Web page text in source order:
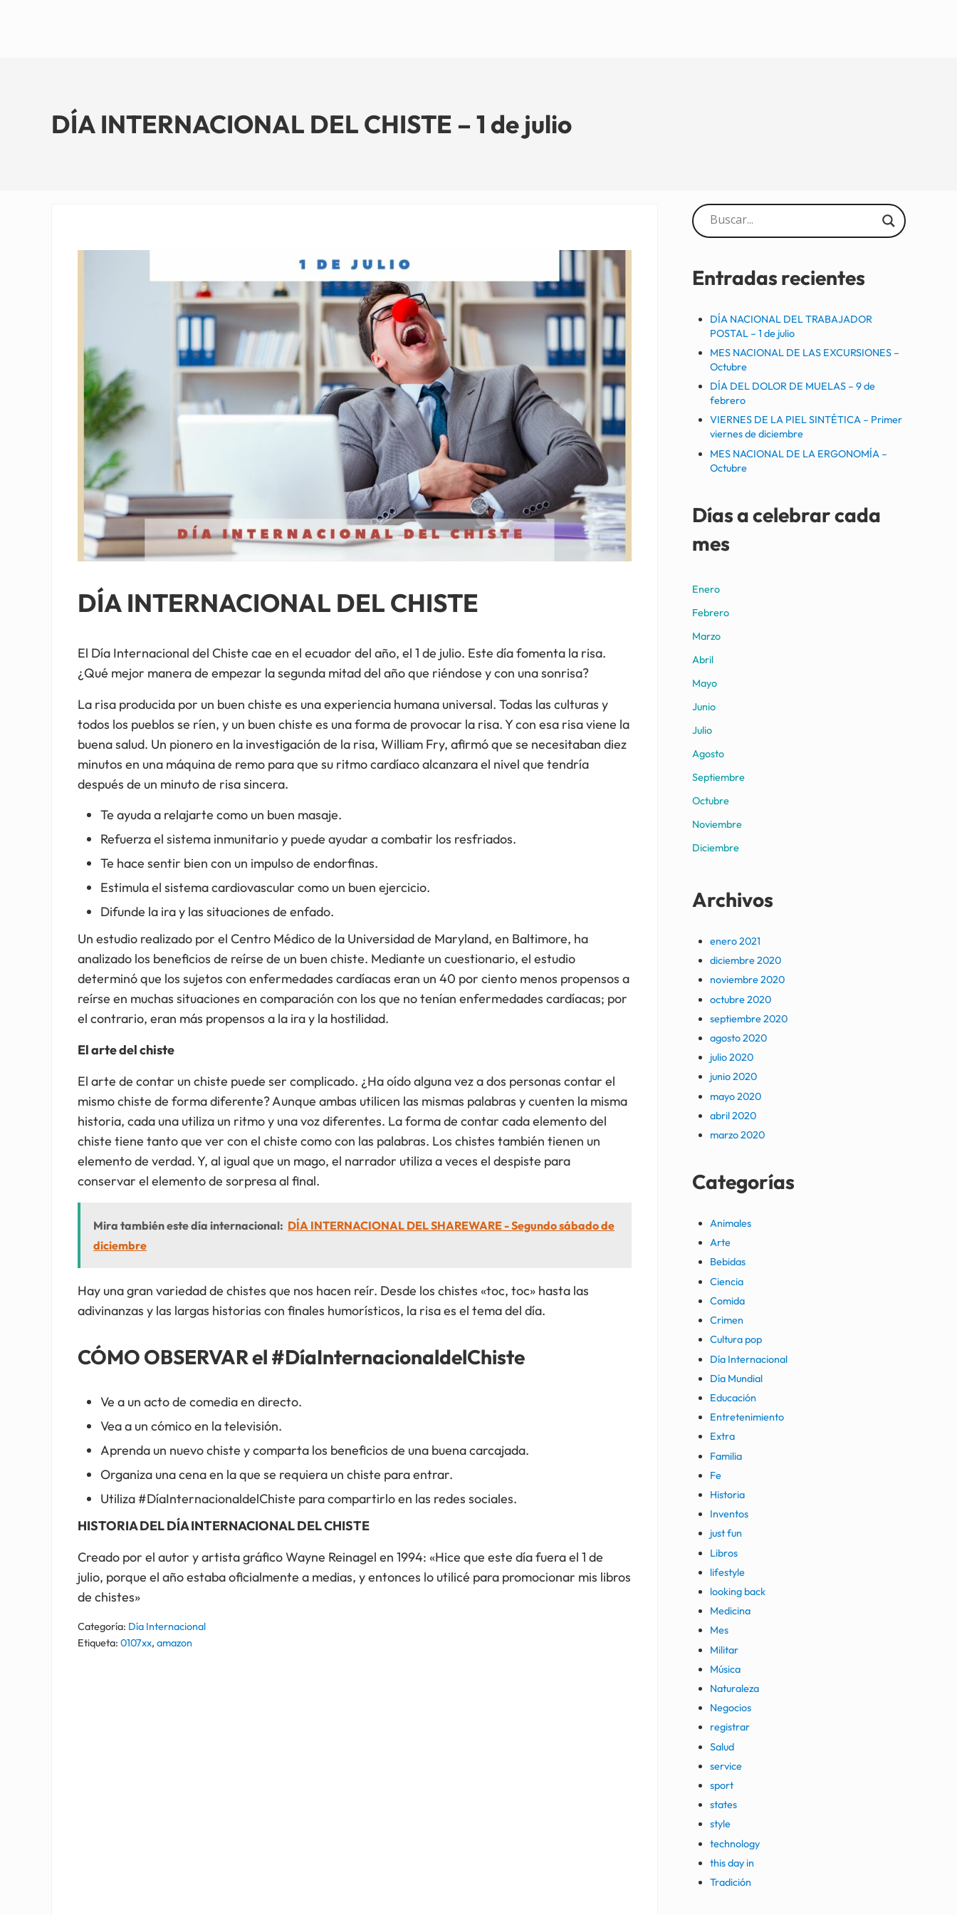
DÍA INTERNACIONAL DEL CHISTE – 1 de julio
DÍA INTERNACIONAL DEL CHISTE
El Día Internacional del Chiste cae en el ecuador del año, el 1 de julio. Este día fomenta la risa.
¿Qué mejor manera de empezar la segunda mitad del año que riéndose y con una sonrisa?
La risa producida por un buen chiste es una experiencia humana universal. Todas las culturas y
todos los pueblos se ríen, y un buen chiste es una forma de provocar la risa. Y con esa risa viene la
buena salud. Un pionero en la investigación de la risa, William Fry, afirmó que se necesitaban diez
minutos en una máquina de remo para que su ritmo cardíaco alcanzara el nivel que tendría
después de un minuto de risa sincera.
Te ayuda a relajarte como un buen masaje.
Refuerza el sistema inmunitario y puede ayudar a combatir los resfriados.
Te hace sentir bien con un impulso de endorfinas.
Estimula el sistema cardiovascular como un buen ejercicio.
Difunde la ira y las situaciones de enfado.
Un estudio realizado por el Centro Médico de la Universidad de Maryland, en Baltimore, ha
analizado los beneficios de reírse de un buen chiste. Mediante un cuestionario, el estudio
determinó que los sujetos con enfermedades cardíacas eran un 40 por ciento menos propensos a
reírse en muchas situaciones en comparación con los que no tenían enfermedades cardíacas; por
el contrario, eran más propensos a la ira y la hostilidad.
El arte del chiste
El arte de contar un chiste puede ser complicado. ¿Ha oído alguna vez a dos personas contar el
mismo chiste de forma diferente? Aunque ambas utilicen las mismas palabras y cuenten la misma
historia, cada una utiliza un ritmo y una voz diferentes. La forma de contar cada elemento del
chiste tiene tanto que ver con el chiste como con las palabras. Los chistes también tienen un
elemento de verdad. Y, al igual que un mago, el narrador utiliza a veces el despiste para
conservar el elemento de sorpresa al final.
Mira también este día internacional: DÍA INTERNACIONAL DEL SHAREWARE - Segundo sábado de
diciembre
Hay una gran variedad de chistes que nos hacen reír. Desde los chistes «toc, toc» hasta las
adivinanzas y las largas historias con finales humorísticos, la risa es el tema del día.
CÓMO OBSERVAR el #DíaInternacionaldelChiste
Ve a un acto de comedia en directo.
Vea a un cómico en la televisión.
Aprenda un nuevo chiste y comparta los beneficios de una buena carcajada.
Organiza una cena en la que se requiera un chiste para entrar.
Utiliza #DíaInternacionaldelChiste para compartirlo en las redes sociales.
HISTORIA DEL DÍA INTERNACIONAL DEL CHISTE
Creado por el autor y artista gráfico Wayne Reinagel en 1994: «Hice que este día fuera el 1 de
julio, porque el año estaba oficialmente a medias, y entonces lo utilicé para promocionar mis libros
de chistes»
Categoría: Día Internacional
Etiqueta:0107xx,amazon
Sidebar
Entradas recientes
DÍA NACIONAL DEL TRABAJADOR
POSTAL – 1 de julio
MES NACIONAL DE LAS EXCURSIONES –
Octubre
DÍA DEL DOLOR DE MUELAS – 9 de
febrero
VIERNES DE LA PIEL SINTÉTICA – Primer
viernes de diciembre
MES NACIONAL DE LA ERGONOMÍA –
Octubre
Días a celebrar cada
mes
Enero
Febrero
Marzo
Abril
Mayo
Junio
Julio
Agosto
Septiembre
Octubre
Noviembre
Diciembre
Archivos
enero 2021
diciembre 2020
noviembre 2020
octubre 2020
septiembre 2020
agosto 2020
julio 2020
junio 2020
mayo 2020
abril 2020
marzo 2020
Categorías
Animales
Arte
Bebidas
Ciencia
Comida
Crimen
Cultura pop
Día Internacional
Día Mundial
Educación
Entretenimiento
Extra
Familia
Fe
Historia
Inventos
just fun
Libros
lifestyle
looking back
Medicina
Mes
Militar
Música
Naturaleza
Negocios
registrar
Salud
service
sport
states
style
technology
this day in
Tradición